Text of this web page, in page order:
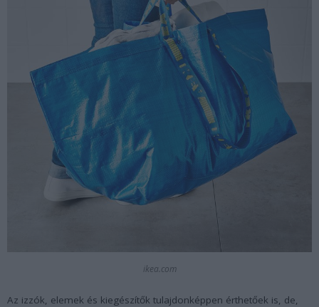
ikea.com
Az izzók, elemek és kiegészítők tulajdonképpen érthetőek is, de,